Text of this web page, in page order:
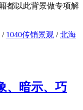
都以此背景做专项解
/ 1040传销景观 /北海
、暗示、巧